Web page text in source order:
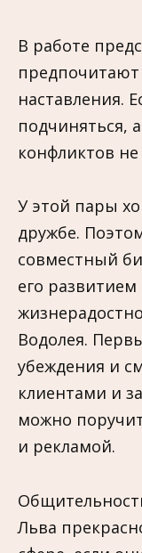
В работе
предпочитают
наставления.
подчиняться,
конфликтов
У этой пары
дружбе.
совместный
его развитием
Водолея.
убеждения и
клиентами и
можно
и рекламой.
Льва